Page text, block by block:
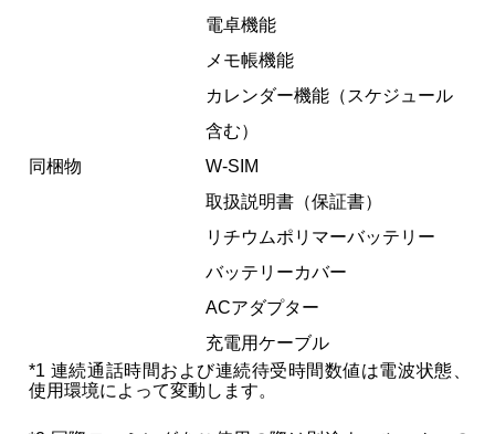
電卓機能
メモ帳機能
カレンダー機能（スケジュール
含む）
同梱物
W-SIM
取扱説明書（保証書）
リチウムポリマーバッテリー
バッテリーカバー
ACアダプター
充電用ケーブル
*1 連続通話時間および連続待受時間数値は電波状態、
使用環境によって変動します。